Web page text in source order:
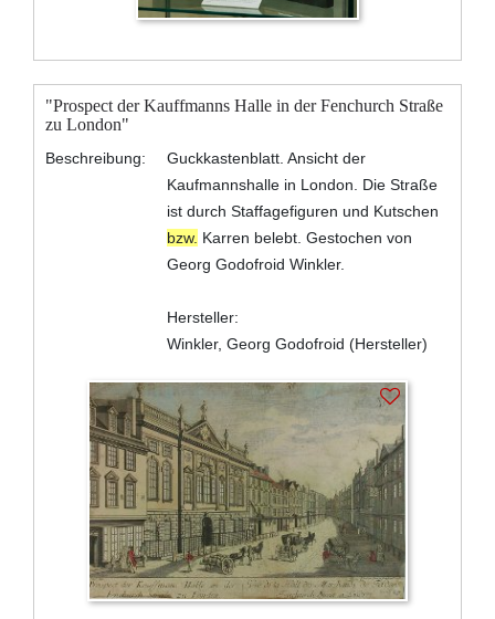
"Prospect der Kauffmanns Halle in der Fenchurch Straße
zu London"
Beschreibung:
Guckkastenblatt. Ansicht der
Kaufmannshalle in London. Die Straße
ist durch Staffagefiguren und Kutschen
bzw. Karren belebt. Gestochen von
Georg Godofroid Winkler.
Hersteller:
Winkler, Georg Godofroid (Hersteller)